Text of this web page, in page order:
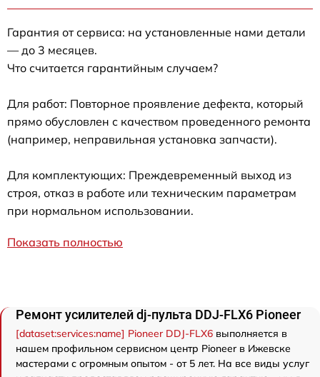
Гарантия от сервиса: на установленные нами детали
— до 3 месяцев.
Что считается гарантийным случаем?
Для работ: Повторное проявление дефекта, который
прямо обусловлен с качеством проведенного ремонта
(например, неправильная установка запчасти).
Для комплектующих: Преждевременный выход из
строя, отказ в работе или техническим параметрам
при нормальном использовании.
Показать полностью
Ремонт усилителей dj-пульта DDJ-FLX6 Pioneer
[dataset:services:name] Pioneer DDJ-FLX6 выполняется в
нашем профильном сервисном центр Pioneer в Ижевске
мастерами с огромным опытом - от 5 лет. На все виды услуг